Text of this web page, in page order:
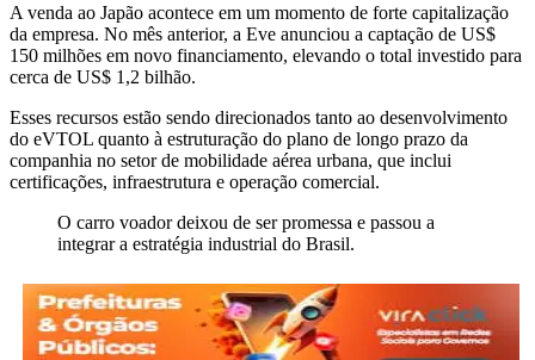
A venda ao Japão acontece em um momento de forte capitalização
da empresa. No mês anterior, a Eve anunciou a captação de US$
150 milhões em novo financiamento, elevando o total investido para
cerca de US$ 1,2 bilhão.
Esses recursos estão sendo direcionados tanto ao desenvolvimento
do eVTOL quanto à estruturação do plano de longo prazo da
companhia no setor de mobilidade aérea urbana, que inclui
certificações, infraestrutura e operação comercial.
O carro voador deixou de ser promessa e passou a
integrar a estratégia industrial do Brasil.